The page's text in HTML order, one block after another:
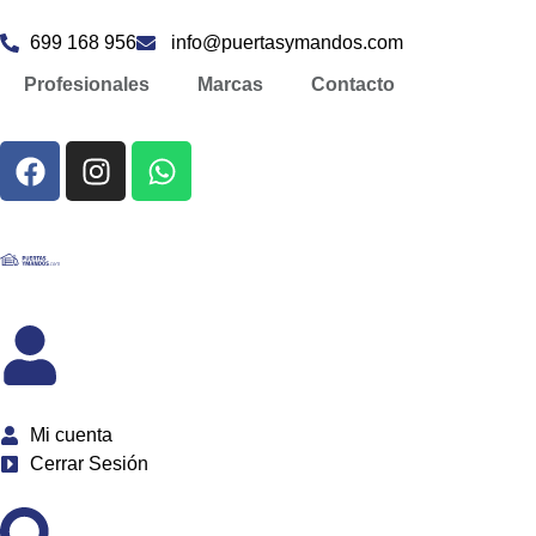
699 168 956 info@puertasymandos.com
Profesionales Marcas Contacto
Mi cuenta
Cerrar Sesión